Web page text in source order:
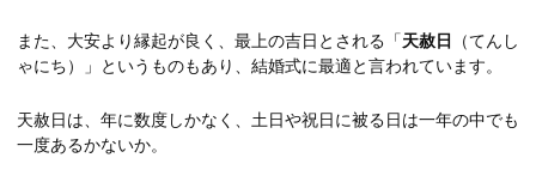
また、大安より縁起が良く、最上の吉日とされる「天赦日
（てんし
ゃにち）」というものもあり、結婚式に最適と言われています。
天赦日は、年に数度しかなく、土日や祝日に被る日は一年の中でも
一度あるかないか。